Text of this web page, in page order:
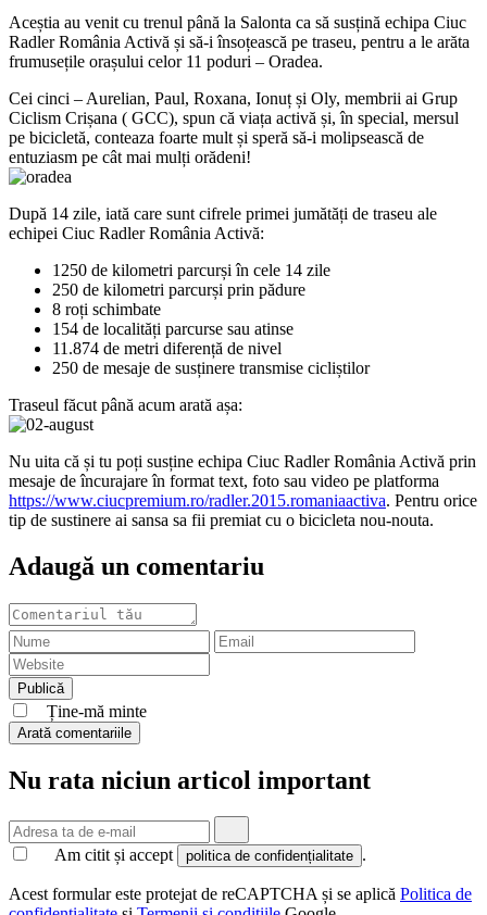
Aceștia au venit cu trenul până la Salonta ca să susțină echipa Ciuc
Radler România Activă și să-i însoțească pe traseu, pentru a le arăta
frumusețile orașului celor 11 poduri – Oradea.
Cei cinci – Aurelian, Paul, Roxana, Ionuț și Oly, membrii ai Grup
Ciclism Crișana ( GCC), spun că viața activă și, în special, mersul
pe bicicletă, conteaza foarte mult și speră să-i molipsească de
entuziasm pe cât mai mulți orădeni!
După 14 zile, iată care sunt cifrele primei jumătăți de traseu ale
echipei Ciuc Radler România Activă:
1250 de kilometri parcurși în cele 14 zile
250 de kilometri parcurși prin pădure
8 roți schimbate
154 de localități parcurse sau atinse
11.874 de metri diferență de nivel
250 de mesaje de susținere transmise cicliștilor
Traseul făcut până acum arată așa:
Nu uita că și tu poți susține echipa Ciuc Radler România Activă prin
mesaje de încurajare în format text, foto sau video pe platforma
https://www.ciucpremium.ro/radler.2015.romaniaactiva. Pentru orice
tip de sustinere ai sansa sa fii premiat cu o bicicleta nou-nouta.
Adaugă un comentariu
Ține-mă minte
Arată comentariile
Nu rata niciun articol important
Am citit și accept politica de confidențialitate .
Acest formular este protejat de reCAPTCHA și se aplică Politica de